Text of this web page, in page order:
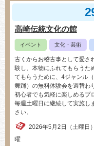
高崎伝統文化の館
イベント 文化・芸術
古くからお稽古事として愛さ
験し、本物にふれてもらうた
てもらうために、4ジャンル
舞踊）の無料体験会を週替わ
初心者でも気軽に楽しめるプ
毎週土曜日に継続して実施し
さい。
2026年5月2日（土曜日
曜